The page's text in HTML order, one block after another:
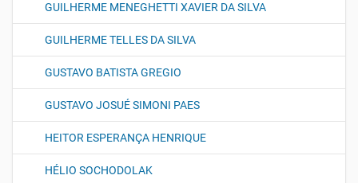
GUILHERME MENEGHETTI XAVIER DA SILVA
GUILHERME TELLES DA SILVA
GUSTAVO BATISTA GREGIO
GUSTAVO JOSUÉ SIMONI PAES
HEITOR ESPERANÇA HENRIQUE
HÉLIO SOCHODOLAK